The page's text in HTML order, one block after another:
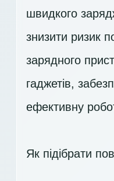
швидкого
знизити ризик
зарядного
гаджетів,
ефективну
Як підібрати